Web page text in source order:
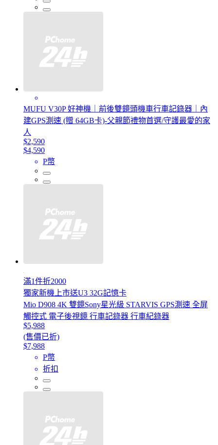
MUFU V30P 好神機｜前後雙鏡頭機車行車記錄器｜內
建GPS測速 (贈 64GB卡)-父親節禮物首選/守護最愛的家
人
$2,590
$4,590
P幣
滿1件折2000
獨家新機上市送U3 32G記憶卡
Mio D908 4K 雙鏡Sony星光級 STARVIS GPS測速 全屏
觸控式 電子後視鏡 行車記錄器 行車紀錄器
$5,988
(售價已折)
$7,988
P幣
折扣